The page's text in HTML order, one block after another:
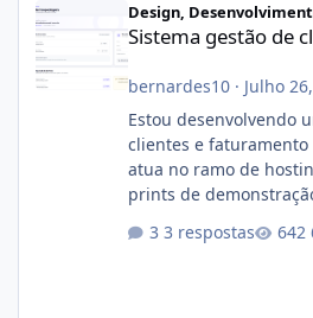
Design,
Sistema gestão de
bernardes10· Julho
Estou desenvolvendo
clientes e
atua no ramo de
prints de
com cerca de 80%
3 respostas